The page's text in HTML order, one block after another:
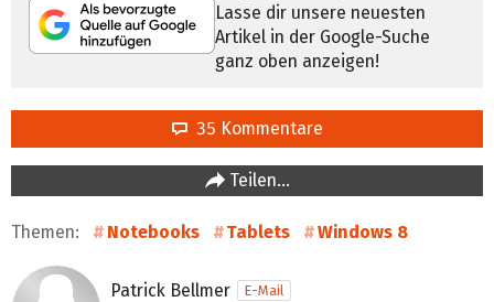
Lasse dir unsere neuesten
Artikel in der Google-Suche
ganz oben anzeigen!
35 Kommentare
Teilen…
Themen: Notebooks Tablets Windows 8
Patrick Bellmer
E-Mail